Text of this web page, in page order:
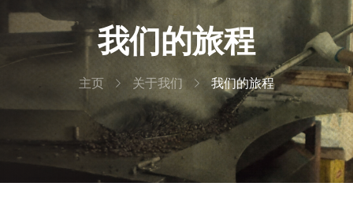
我们的旅程
主页 关于我们 我们的旅程